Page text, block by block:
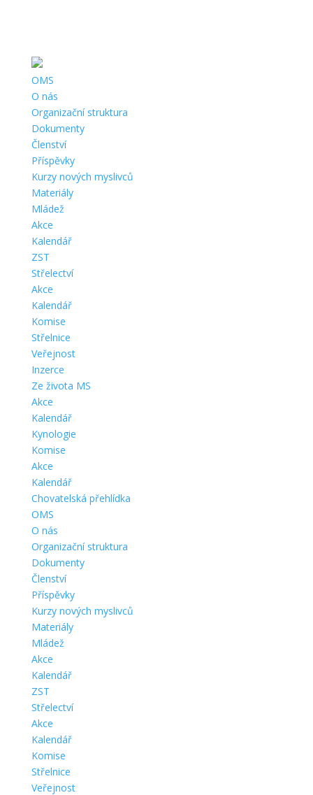
OMS
O nás
Organizační struktura
Dokumenty
Členství
Příspěvky
Kurzy nových myslivců
Materiály
Mládež
Akce
Kalendář
ZST
Střelectví
Akce
Kalendář
Komise
Střelnice
Veřejnost
Inzerce
Ze života MS
Akce
Kalendář
Kynologie
Komise
Akce
Kalendář
Chovatelská přehlídka
OMS
O nás
Organizační struktura
Dokumenty
Členství
Příspěvky
Kurzy nových myslivců
Materiály
Mládež
Akce
Kalendář
ZST
Střelectví
Akce
Kalendář
Komise
Střelnice
Veřejnost